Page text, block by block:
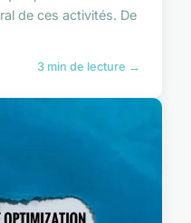
de ces activités. De
3 min de lecture →